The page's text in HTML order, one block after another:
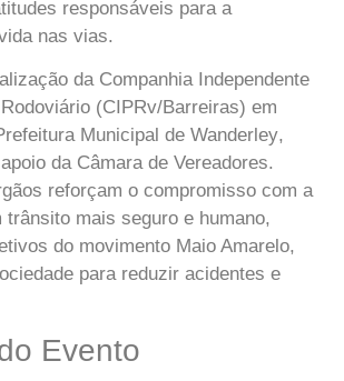
responsáveis para a
nas vias.
da Companhia Independente
(CIPRv/Barreiras) em
Municipal de Wanderley,
da Câmara de Vereadores.
reforçam o compromisso com a
trânsito mais seguro e humano,
do movimento Maio Amarelo,
para reduzir acidentes e
Evento